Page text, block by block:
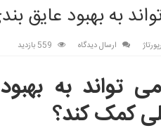
به بهبود عایق
رپورتاژ ارسال دیدگاه 559 بازدید
تواند به
کمک کند؟